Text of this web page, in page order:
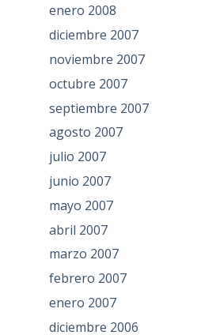
enero 2008
diciembre 2007
noviembre 2007
octubre 2007
septiembre 2007
agosto 2007
julio 2007
junio 2007
mayo 2007
abril 2007
marzo 2007
febrero 2007
enero 2007
diciembre 2006